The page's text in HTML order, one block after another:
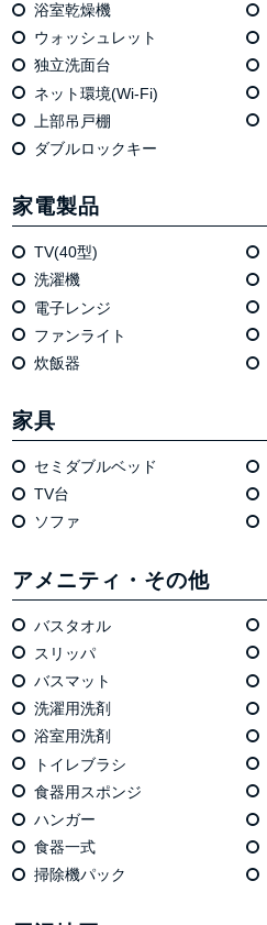
浴室乾燥機
ウォッシュレット
独⽴洗⾯台
ネット環境(Wi-Fi)
上部吊戸棚
ダブルロックキー
家電製品
TV(40型)
洗濯機
電⼦レンジ
ファンライト
炊飯器
家具
セミダブルベッド
TV台
ソファ
アメニティ・その他
バスタオル
スリッパ
バスマット
洗濯用洗剤
浴室用洗剤
トイレブラシ
食器用スポンジ
ハンガー
食器一式
掃除機パック